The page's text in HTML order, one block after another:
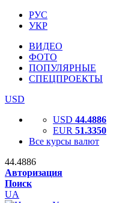
РУС
УКР
ВИДЕО
ФОТО
ПОПУЛЯРНЫЕ
СПЕЦПРОЕКТЫ
USD
USD 44.4886
EUR 51.3350
Все курсы валют
44.4886
Авторизация
Поиск
UA